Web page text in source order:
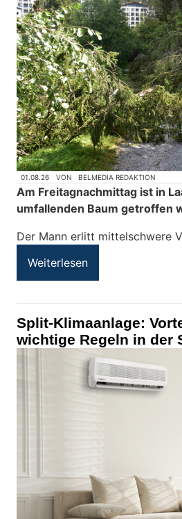
01.08.26 VON BELMEDIA REDAKTION
Am Freitagnachmittag ist in
umfallenden Baum getroffen
Der Mann erlitt mittelschwere
Weiterlesen
Split-Klimaanlage:
wichtige Regeln in der